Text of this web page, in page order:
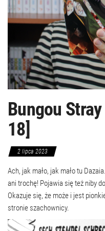
Bungou
18]
2 lipca 2023
Ach, jak mało, jak mało tu
ani trochę! Pojawia się też niby
Okazuje się, że może i jest
stronie szachownicy.